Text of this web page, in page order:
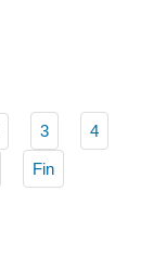
3 4
Fin